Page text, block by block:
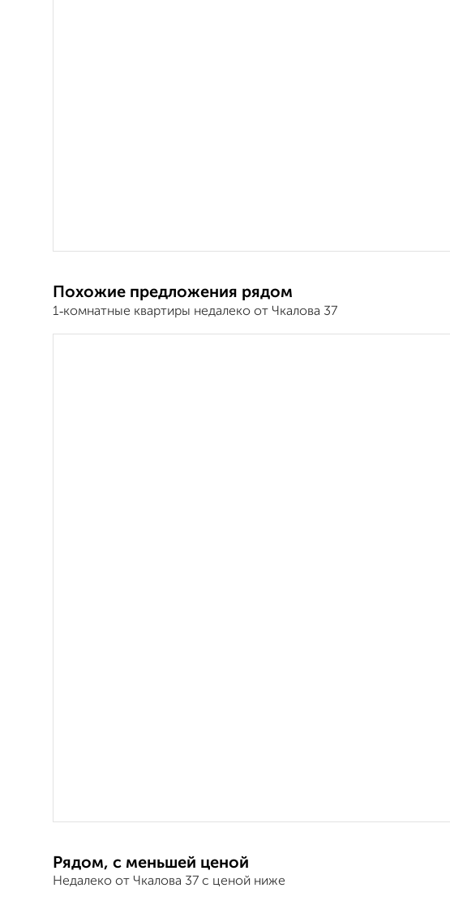
Похожие предложения рядом
1‑комнатные квартиры недалеко от Чкалова 37
Рядом, с меньшей ценой
Недалеко от Чкалова 37 с ценой ниже